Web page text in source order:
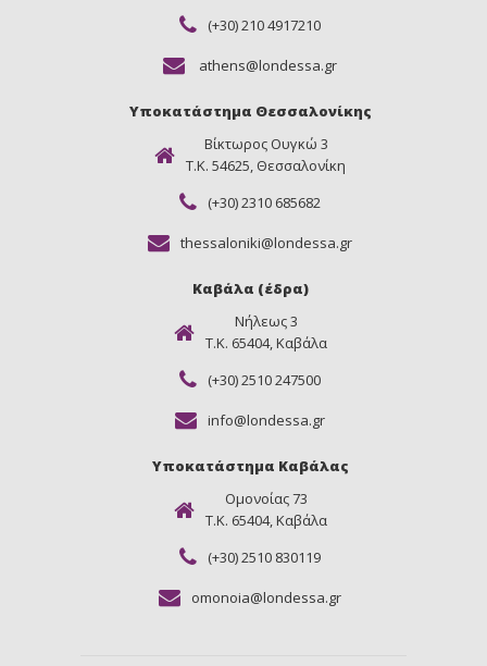
(+30) 210 4917210
athens@londessa.gr
Υποκατάστημα Θεσσαλονίκης
Βίκτωρος Ουγκώ 3
Τ.Κ. 54625, Θεσσαλονίκη
(+30) 2310 685682
thessaloniki@londessa.gr
Καβάλα (έδρα)
Νήλεως 3
Τ.Κ. 65404, Καβάλα
(+30) 2510 247500
info@londessa.gr
Υποκατάστημα Καβάλας
Ομονοίας 73
Τ.Κ. 65404, Καβάλα
(+30) 2510 830119
omonoia@londessa.gr